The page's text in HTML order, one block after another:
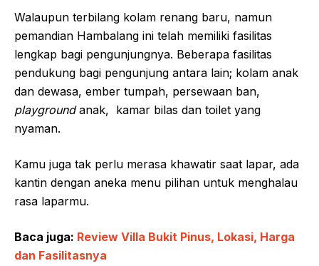
Walaupun terbilang kolam renang baru, namun
pemandian Hambalang ini telah memiliki fasilitas
lengkap bagi pengunjungnya. Beberapa fasilitas
pendukung bagi pengunjung antara lain; kolam anak
dan dewasa, ember tumpah, persewaan ban,
playgroundanak, kamar bilas dan toilet yang
nyaman.
Kamu juga tak perlu merasa khawatir saat lapar, ada
kantin dengan aneka menu pilihan untuk menghalau
rasa laparmu.
Baca juga: Review Villa Bukit Pinus, Lokasi, Harga
dan Fasilitasnya